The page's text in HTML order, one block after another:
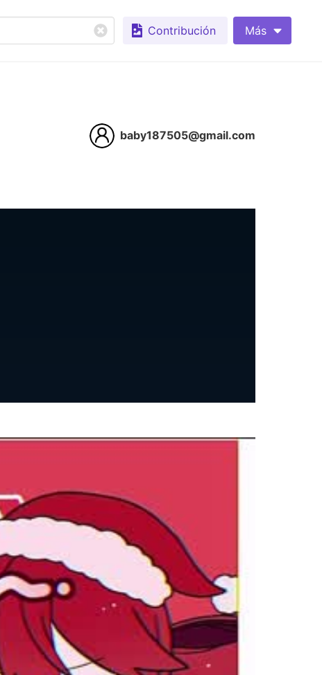
Contribución Más
baby187505@gmail.com